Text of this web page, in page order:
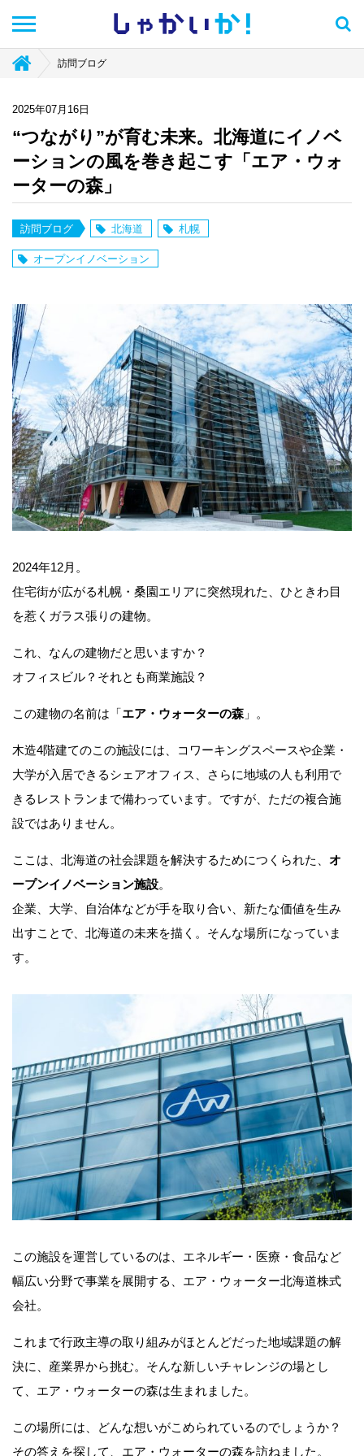
しゃかい か！
訪問ブログ
2025年07月16日
“つながり”が育む未来。北海道にイノベ
ーションの風を巻き起こす「エア・ウォ
ーターの森」
訪問ブログ 北海道 札幌
オープンイノベーション
2024年12月。
住宅街が広がる札幌・桑園エリアに突然現れた、ひときわ目
を惹くガラス張りの建物。
これ、なんの建物だと思いますか？
オフィスビル？それとも商業施設？
この建物の名前は「エア・ウォーターの森 」。
木造4階建てのこの施設には、コワーキングスペースや企業・
大学が入居できるシェアオフィス、さらに地域の人も利用で
きるレストランまで備わっています。ですが、ただの複合施
設ではありません。
ここは、北海道の社会課題を解決するためにつくられた、 オ
ープンイノベーション施設。
企業、大学、自治体などが手を取り合い、新たな価値を生み
出すことで、北海道の未来を描く。そんな場所になっていま
す。
この施設を運営しているのは、エネルギー・医療・食品など
幅広い分野で事業を展開する、エア・ウォーター北海道株式
会社。
これまで行政主導の取り組みがほとんどだった地域課題の解
決に、産業界から挑む。そんな新しいチャレンジの場とし
て、エア・ウォーターの森は生まれました。
この場所には、どんな想いがこめられているのでしょうか？
その答えを探して、エア・ウォーターの森を訪ねました。